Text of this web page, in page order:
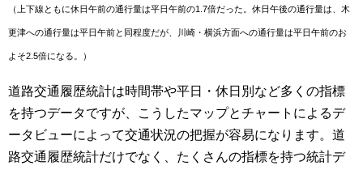
（上下線ともに休日午前の通行量は平日午前の1.7倍だった。休日午後の通行量は、木
更津への通行量は平日午前と同程度だが、川崎・横浜方面への通行量は平日午前のお
よそ2.5倍になる。）
道路交通履歴統計は時間帯や平日・休日別など多くの指標
を持つデータですが、こうしたマップとチャートによるデ
ータビューによって交通状況の把握が容易になります。道
路交通履歴統計だけでなく、たくさんの指標を持つ統計デ